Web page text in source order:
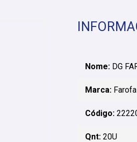
Nome:DG
Marca:Farofa
Código:
Qnt:20U